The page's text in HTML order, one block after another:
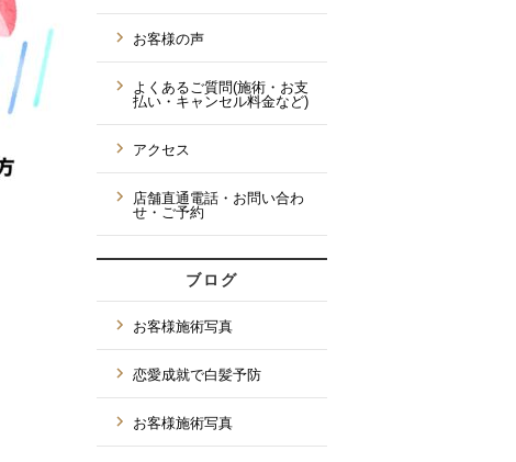
お客様の声
よくあるご質問(施術・お支
払い・キャンセル料金など)
アクセス
店舗直通電話・お問い合わ
せ・ご予約
ブログ
お客様施術写真
恋愛成就で白髪予防
お客様施術写真